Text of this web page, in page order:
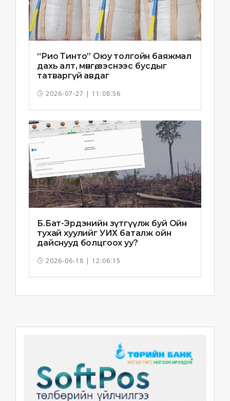
“Рио Тинто” Оюу толгойн баяжмал
дахь алт, мөнгө, зэснээс бусдыг
татваргүй авдаг
2026-07-27 | 11:08:56
Б.Бат-Эрдэнийн зүтгүүлж буй Ойн
тухай хуулийг УИХ баталж ойн
дайснууд болцгоох уу?
2026-06-18 | 12:06:15